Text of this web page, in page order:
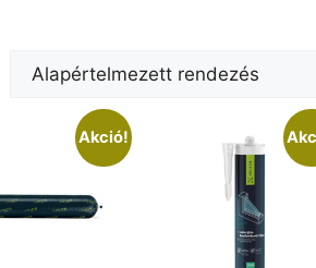
Akció!